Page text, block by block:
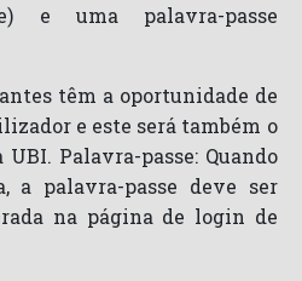
e uma palavra-passe
têm a oportunidade de
e este será também o
Palavra-passe: Quando
a palavra-passe deve ser
na página de login de